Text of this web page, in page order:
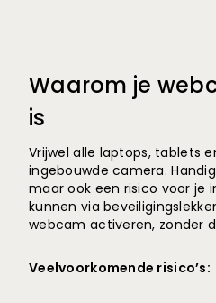
Waarom je
is
Vrijwel alle laptops, tablets
ingebouwde camera.
maar ook een risico voor je
kunnen via
webcam activeren, zonder
Veelvoorkomende risico’s: